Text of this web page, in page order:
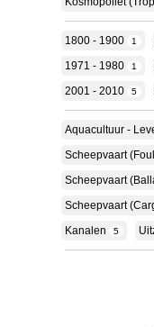
1800 - 1900 1
1971 - 1980 1
2001 - 2010 5
Aquacultuur -
Scheepvaart
Scheepvaart
Scheepvaart
Kanalen 5